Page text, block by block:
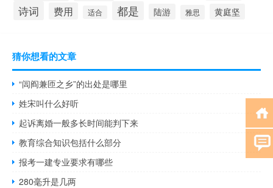
诗词 费用 适合 都是 陆游 雅思 黄庭坚
猜你想看的文章
“闾阎兼匝之乡”的出处是哪里
姓宋叫什么好听
起诉离婚一般多长时间能判下来
教育综合知识包括什么部分
报考一建专业要求有哪些
280毫升是几两